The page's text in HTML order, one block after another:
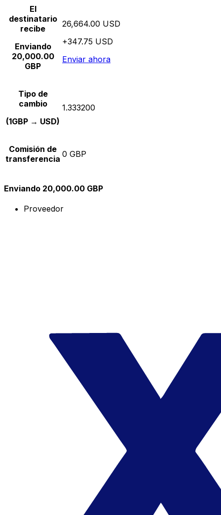
El
destinatario
recibe
Enviando
20,000.00
GBP
26,664.00 USD
+347.75 USD
Enviar ahora
Tipo de
cambio
(1GBP → USD)
1.333200
Comisión de
transferencia 0 GBP
Enviando 20,000.00 GBP
Proveedor